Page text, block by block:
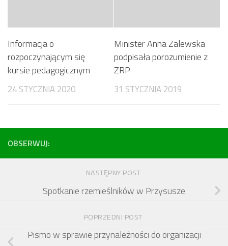
Informacja o
rozpoczynającym się
kursie pedagogicznym
24 STYCZNIA 2020
Minister Anna Zalewska
podpisała porozumienie z
ZRP
31 STYCZNIA 2019
OBSERWUJ:
NASTĘPNY POST
Spotkanie rzemieślników w Przysusze
POPRZEDNI POST
Pismo w sprawie przynależności do organizacji